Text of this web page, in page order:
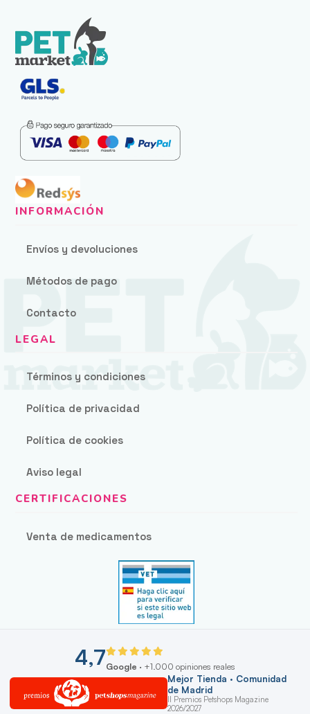
Envíos y devoluciones
Métodos de pago
Contacto
Términos y condiciones
Política de privacidad
Política de cookies
Aviso legal
Venta de medicamentos
4,7Google · +1.000 opiniones reales
Mejor Tienda · Comunidad
de Madrid
II Premios Petshops Magazine
2026/2027